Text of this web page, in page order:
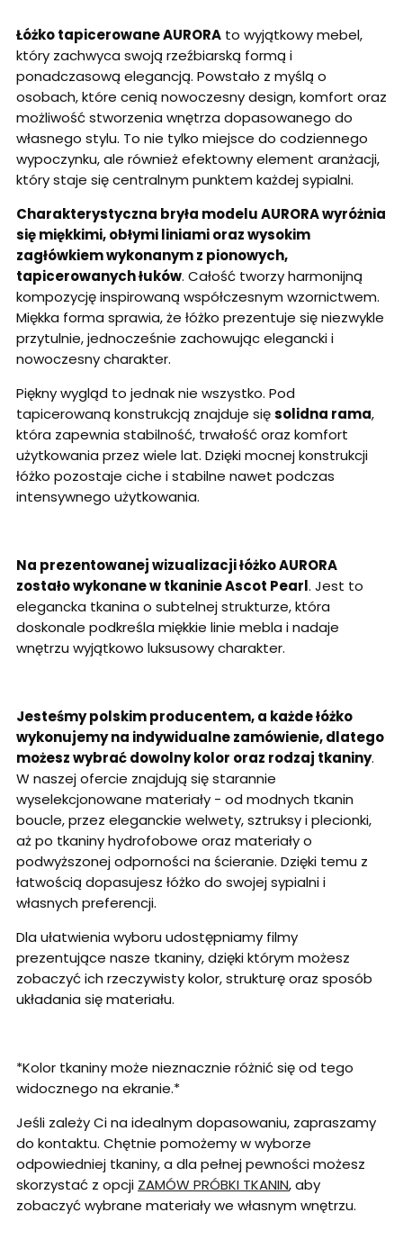
Łóżko tapicerowane AURORA to wyjątkowy mebel,
który zachwyca swoją rzeźbiarską formą i
ponadczasową elegancją. Powstało z myślą o
osobach, które cenią nowoczesny design, komfort oraz
możliwość stworzenia wnętrza dopasowanego do
własnego stylu. To nie tylko miejsce do codziennego
wypoczynku, ale również efektowny element aranżacji,
który staje się centralnym punktem każdej sypialni.
Charakterystyczna bryła modelu AURORA wyróżnia
się miękkimi, obłymi liniami oraz wysokim
zagłówkiem wykonanym z pionowych,
tapicerowanych łuków. Całość tworzy harmonijną
kompozycję inspirowaną współczesnym wzornictwem.
Miękka forma sprawia, że łóżko prezentuje się niezwykle
przytulnie, jednocześnie zachowując elegancki i
nowoczesny charakter.
Piękny wygląd to jednak nie wszystko. Pod
tapicerowaną konstrukcją znajduje sięsolidna rama,
która zapewnia stabilność, trwałość oraz komfort
użytkowania przez wiele lat. Dzięki mocnej konstrukcji
łóżko pozostaje ciche i stabilne nawet podczas
intensywnego użytkowania.
Na prezentowanej wizualizacji łóżko AURORA
zostało wykonane w tkaninie Ascot Pearl. Jest to
elegancka tkanina o subtelnej strukturze, która
doskonale podkreśla miękkie linie mebla i nadaje
wnętrzu wyjątkowo luksusowy charakter.
Jesteśmy polskim producentem, a każde łóżko
wykonujemy na indywidualne zamówienie, dlatego
możesz wybrać dowolny kolor oraz rodzaj tkaniny.
W naszej ofercie znajdują się starannie
wyselekcjonowane materiały - od modnych tkanin
boucle, przez eleganckie welwety, sztruksy i plecionki,
aż po tkaniny hydrofobowe oraz materiały o
podwyższonej odporności na ścieranie. Dzięki temu z
łatwością dopasujesz łóżko do swojej sypialni i
własnych preferencji.
Dla ułatwienia wyboru udostępniamy filmy
prezentujące nasze tkaniny, dzięki którym możesz
zobaczyć ich rzeczywisty kolor, strukturę oraz sposób
układania się materiału.
*Kolor tkaniny może nieznacznie różnić się od tego
widocznego na ekranie.*
Jeśli zależy Ci na idealnym dopasowaniu, zapraszamy
do kontaktu. Chętnie pomożemy w wyborze
odpowiedniej tkaniny, a dla pełnej pewności możesz
skorzystać z opcji ZAMÓW PRÓBKI TKANIN, aby
zobaczyć wybrane materiały we własnym wnętrzu.